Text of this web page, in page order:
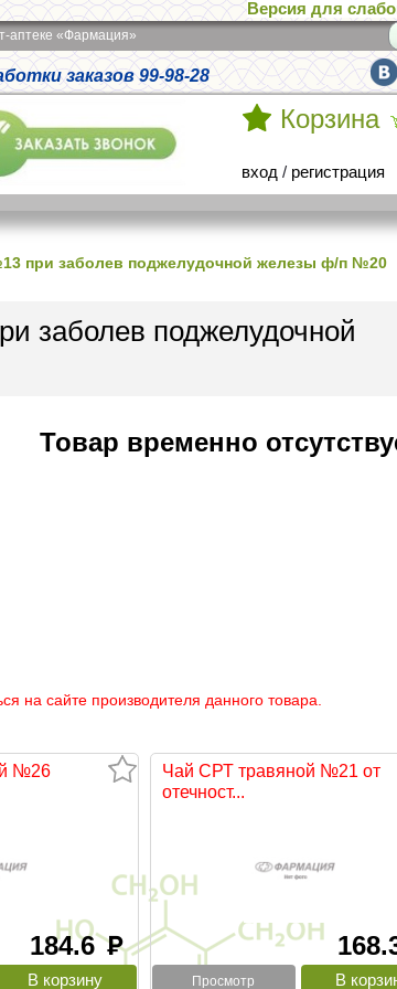
Версия для
аптеке «Фармация»
заказов 99-98-28
Корзина
вход / регистрация
при заболев поджелудочной железы ф/п №20
заболев поджелудочной
Товар временно
на сайте производителя данного товара.
№26
184.6руб
Чай СРТ травяной №21 от
отечност...
Просмотр